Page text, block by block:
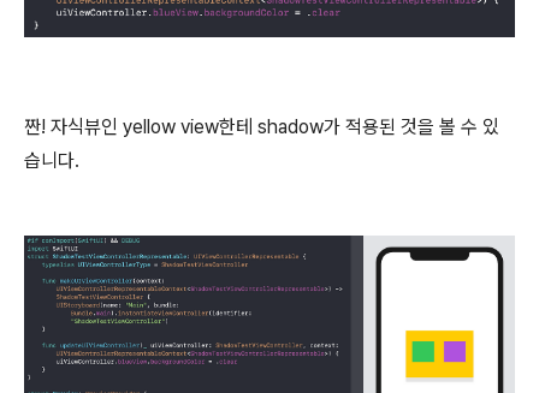
짠! 자식뷰인 yellow view한테 shadow가 적용된 것을 볼 수 있
습니다.